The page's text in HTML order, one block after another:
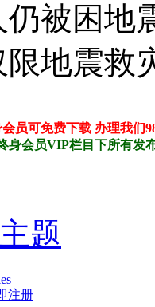
仍被困地
地震救
员可免费下载 办理我们
栏目下所有发布站
题
注册